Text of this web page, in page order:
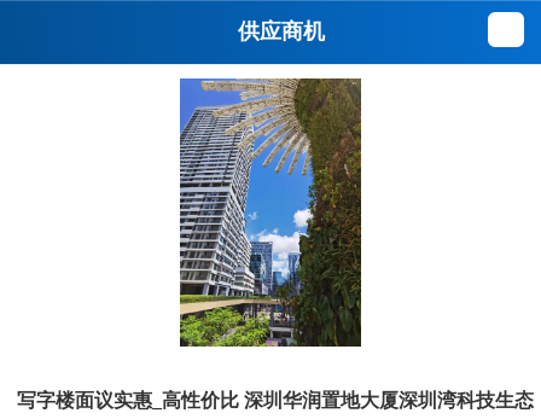
供应商机
写字楼面议实惠_高性价比 深圳华润置地大厦深圳湾科技生态